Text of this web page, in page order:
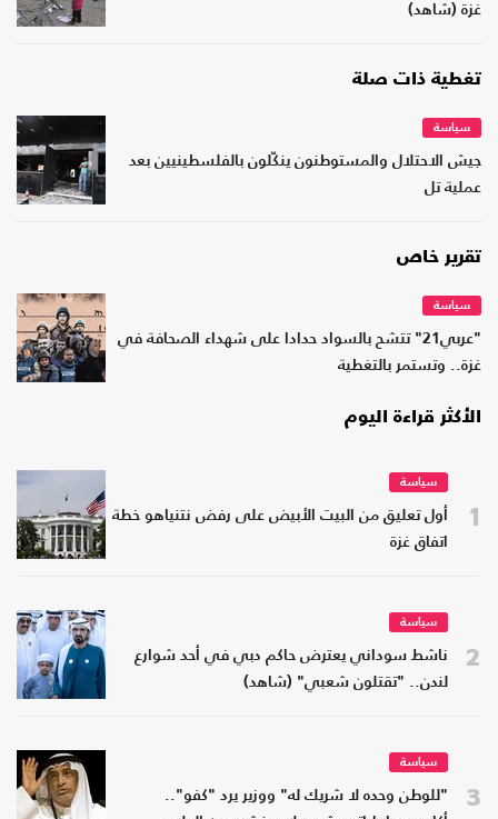
غزة (شاهد)
تغطية ذات صلة
سياسة
جيش الاحتلال والمستوطنون ينكّلون بالفلسطينيين بعد
عملية تل
تقرير خاص
سياسة
"عربي21" تتشح بالسواد حدادا على شهداء الصحافة في
غزة.. وتستمر بالتغطية
الأكثر قراءة اليوم
1
سياسة
أول تعليق من البيت الأبيض على رفض نتنياهو خطة
اتفاق غزة
2
سياسة
ناشط سوداني يعترض حاكم دبي في أحد شوارع
لندن.. "تقتلون شعبي" (شاهد)
3
سياسة
"للوطن وحده لا شريك له" ووزير يرد "كفو"..